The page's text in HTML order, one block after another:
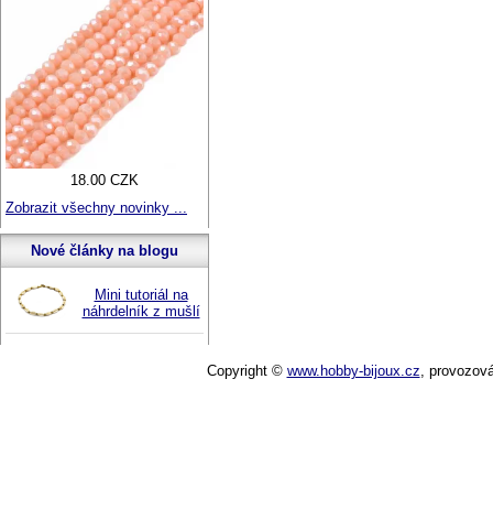
18.00 CZK
Zobrazit všechny novinky ...
Nové články na blogu
Mini tutoriál na
náhrdelník z mušlí
Copyright © www.hobby-bijoux.cz